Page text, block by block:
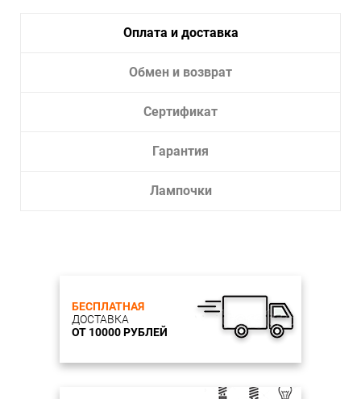
Количество ламп, шт: 1
Мощность ламп, W: 15W
Цветовая температура, K: 4000K
Материал каркаса: Алюминий
Материал плафона: Алюминий
Цвет плафона: Черный
Оплата и доставка
Обмен и возврат
Сертификат
Гарантия
Лампочки
БЕСПЛАТНАЯ
ДОСТАВКА
ОТ 10000 РУБЛЕЙ